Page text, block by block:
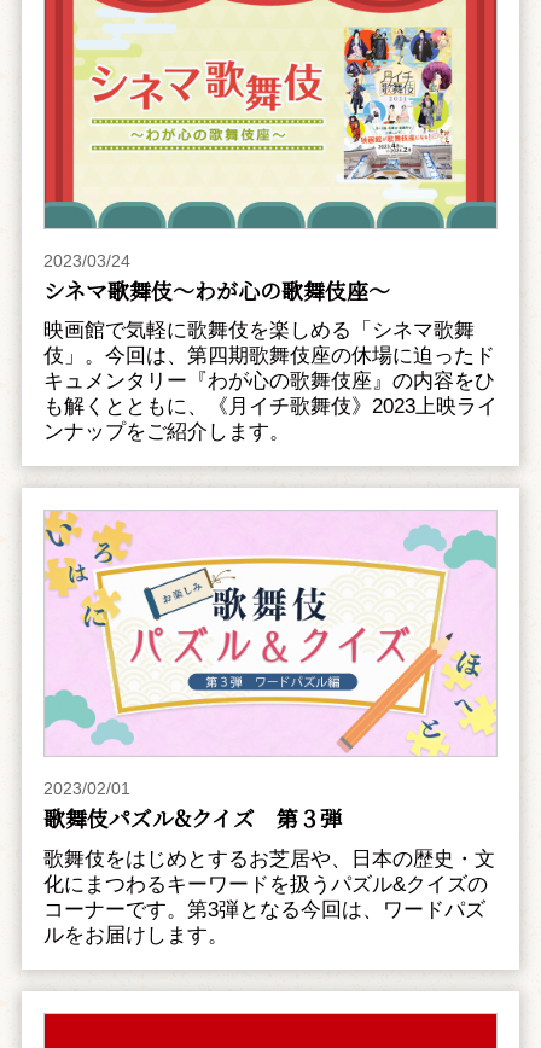
2023/03/24
シネマ歌舞伎～わが心の歌舞伎座～
映画館で気軽に歌舞伎を楽しめる「シネマ歌舞
伎」。今回は、第四期歌舞伎座の休場に迫ったド
キュメンタリー『わが心の歌舞伎座』の内容をひ
も解くとともに、《月イチ歌舞伎》2023上映ライ
ンナップをご紹介します。
2023/02/01
歌舞伎パズル&クイズ 第３弾
歌舞伎をはじめとするお芝居や、日本の歴史・文
化にまつわるキーワードを扱うパズル&クイズの
コーナーです。第3弾となる今回は、ワードパズ
ルをお届けします。